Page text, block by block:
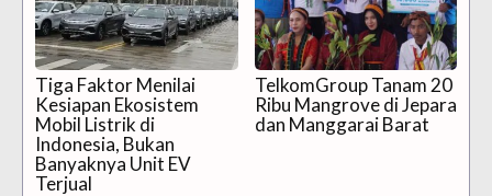
Tiga Faktor Menilai
Kesiapan Ekosistem
Mobil Listrik di
Indonesia, Bukan
Banyaknya Unit EV
Terjual
TelkomGroup Tanam 20
Ribu Mangrove di Jepara
dan Manggarai Barat